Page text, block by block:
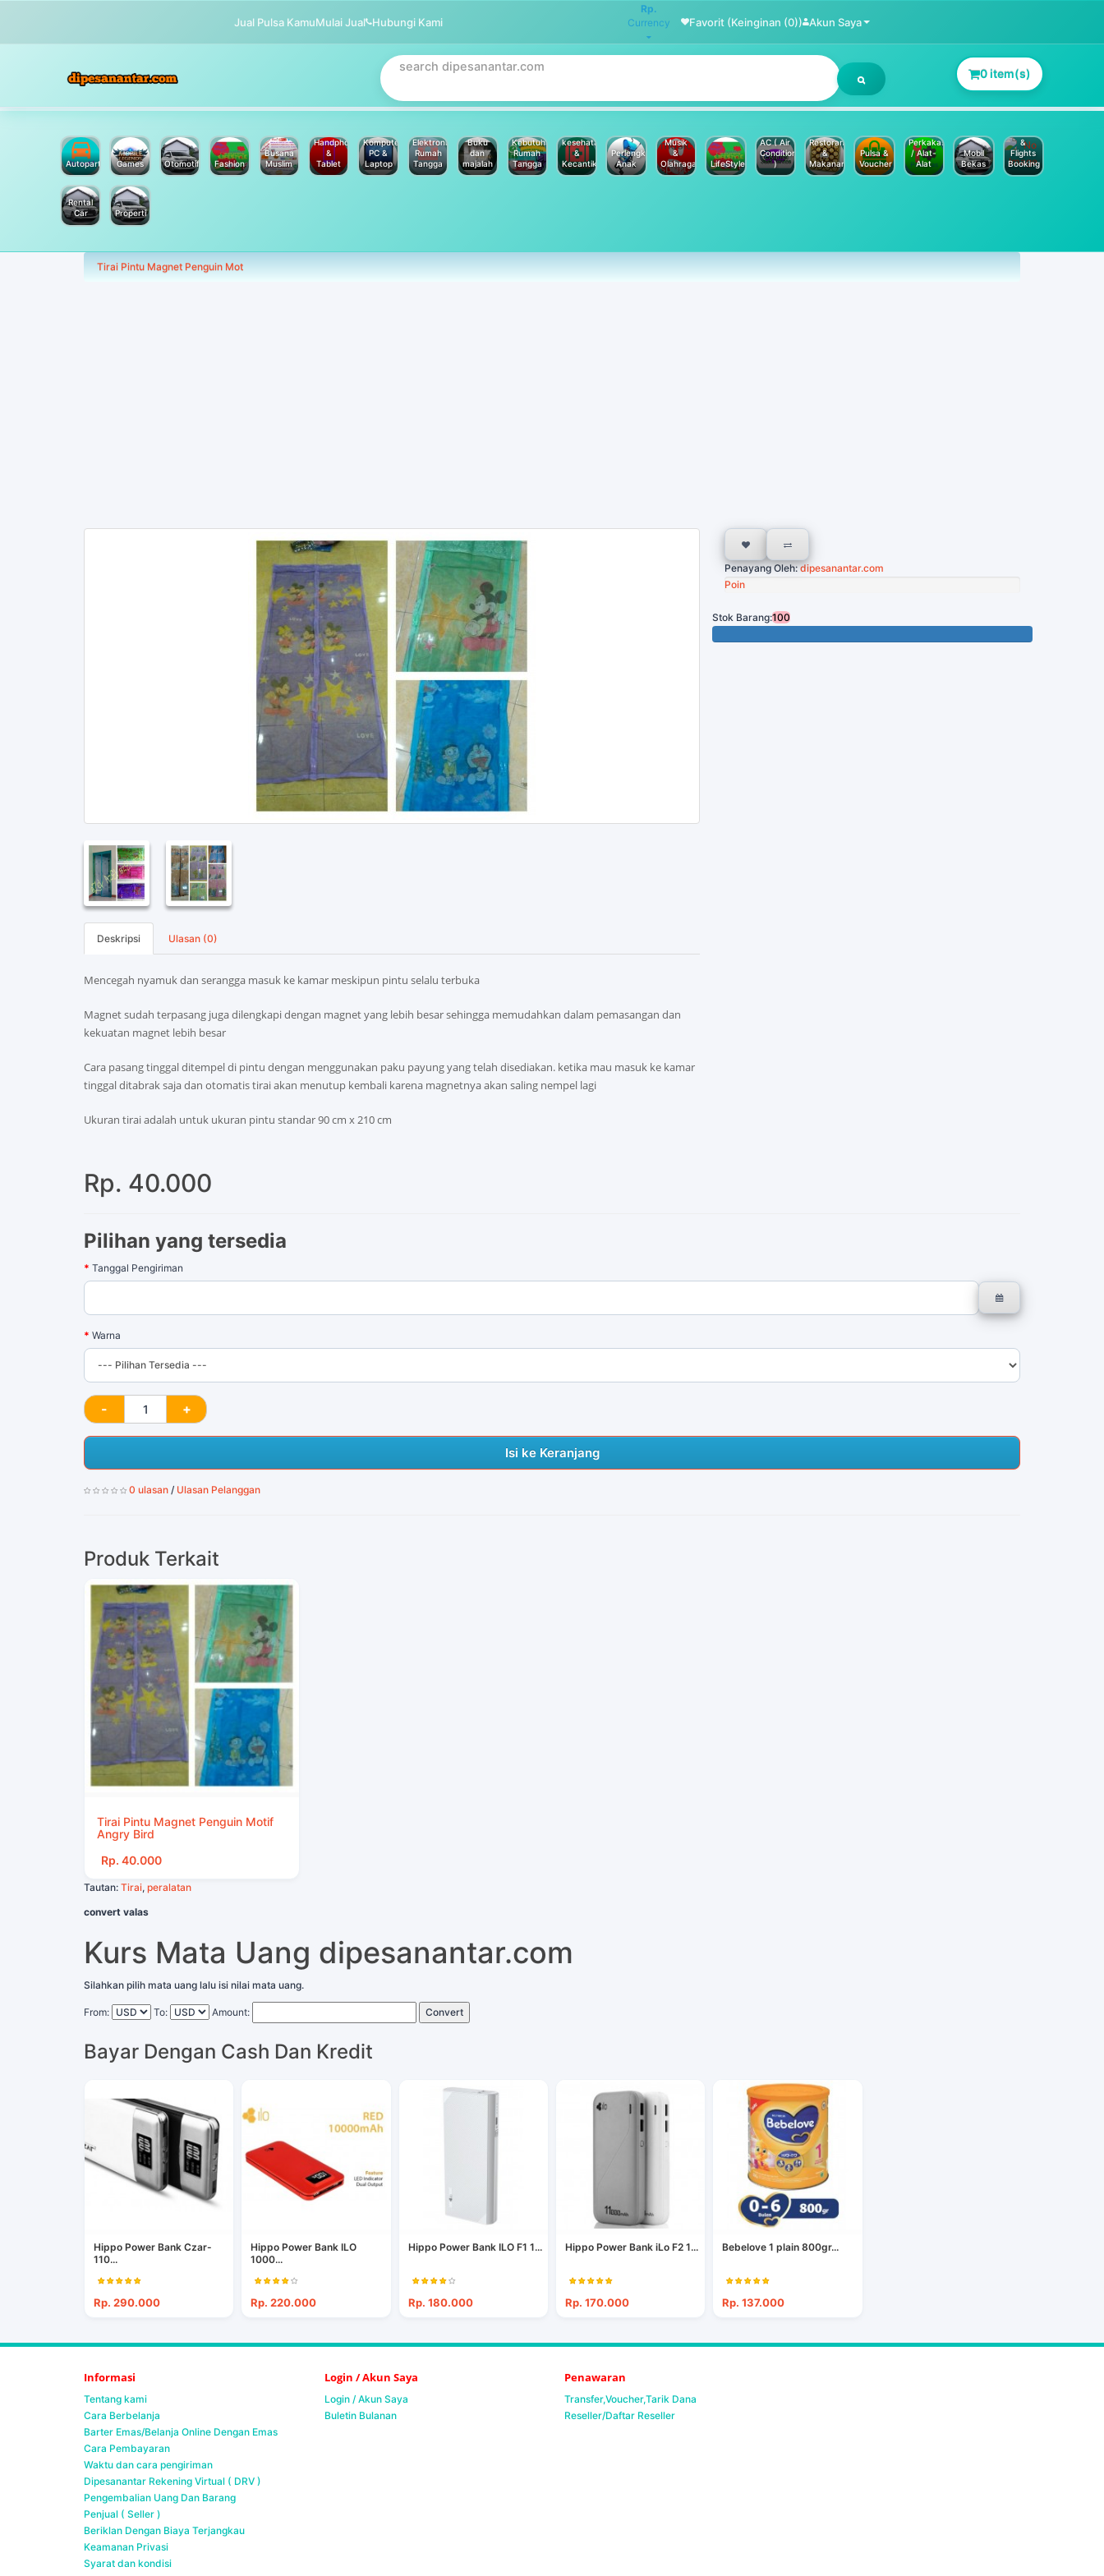
Jual Pulsa KamuMulai Jual Hubungi Kami
Rp.
Currency
Favorit (Keinginan (0)) Akun Saya
0 item(s)
Autoparts Games Otomotif Fashion
Busana
Muslim
Handphone
&
Tablet
Komputer
PC &
Laptop
Elektronik
Rumah
Tangga
Buku
dan
majalah
Kebutuhan
Rumah
Tangga
kesehatan
&
Kecantikan
Perlengkapan
Anak
Musik
&
Olahraga
LifeStyle
AC ( Air
Conditioner
)
Restoran
&
Makanan
Pulsa &
Voucher
Perkakas
/ Alat-
Alat
Mobil
Bekas
&
Flights
Booking
Rental
Car
Properti
Tirai Pintu Magnet Penguin Mot
Deskripsi Ulasan (0)
Mencegah nyamuk dan serangga masuk ke kamar meskipun pintu selalu terbuka
Magnet sudah terpasang juga dilengkapi dengan magnet yang lebih besar sehingga memudahkan dalam pemasangan dan
kekuatan magnet lebih besar
Cara pasang tinggal ditempel di pintu dengan menggunakan paku payung yang telah disediakan. ketika mau masuk ke kamar
tinggal ditabrak saja dan otomatis tirai akan menutup kembali karena magnetnya akan saling nempel lagi
Ukuran tirai adalah untuk ukuran pintu standar 90 cm x 210 cm
Penayang Oleh:dipesanantar.com
Poin
Stok Barang:100
Rp. 40.000
Pilihan yang tersedia
Tanggal Pengiriman
Warna
Isi ke Keranjang
0 ulasan / Ulasan Pelanggan
Produk Terkait
Tirai Pintu Magnet Penguin Motif
Angry Bird
Rp. 40.000
Tautan: Tirai, peralatan
convert valas
Kurs Mata Uang dipesanantar.com
Silahkan pilih mata uang lalu isi nilai mata uang.
From: To: Amount: Convert
Bayar Dengan Cash Dan Kredit
Hippo Power Bank Czar-
110...
Rp. 290.000
Hippo Power Bank ILO
1000...
Rp. 220.000
Hippo Power Bank ILO F1 1...
Rp. 180.000
Hippo Power Bank iLo F2 1...
Rp. 170.000
Bebelove 1 plain 800gr...
Rp. 137.000
Informasi
Tentang kami
Cara Berbelanja
Barter Emas/Belanja Online Dengan Emas
Cara Pembayaran
Waktu dan cara pengiriman
Dipesanantar Rekening Virtual ( DRV )
Pengembalian Uang Dan Barang
Penjual ( Seller )
Beriklan Dengan Biaya Terjangkau
Keamanan Privasi
Syarat dan kondisi
Login / Akun Saya
Login / Akun Saya
Buletin Bulanan
Penawaran
Transfer,Voucher,Tarik Dana
Reseller/Daftar Reseller